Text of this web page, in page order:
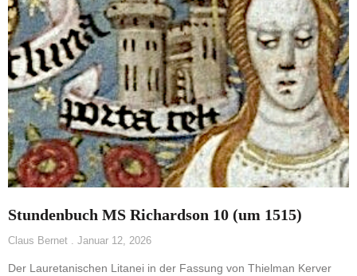
Stundenbuch MS Richardson 10 (um 1515)
Claus Bernet Januar 12, 2026
Der Lauretanischen Litanei in der Fassung von Thielman Kerver